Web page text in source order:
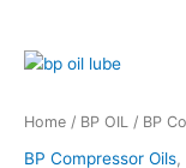
Home / BP OIL / BP
BP Compressor Oils,